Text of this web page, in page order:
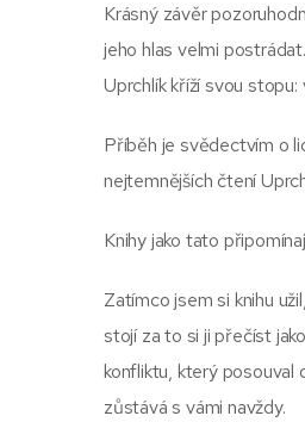
Krásný závěr
jeho hlas velmi
Uprchlík kříží svou
Příběh je svědectvím o
nejtemnějších čtení
Knihy jako tato
Zatímco jsem si knihu
stojí za to si ji přečíst
konfliktu, který posouval
zůstává s vámi navždy.